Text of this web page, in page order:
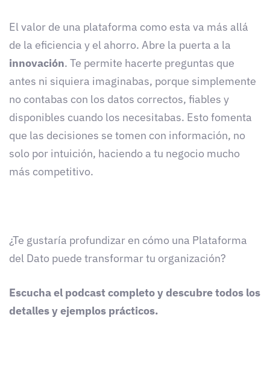
El valor de una plataforma como esta va más allá
de la eficiencia y el ahorro. Abre la puerta a la
innovación. Te permite hacerte preguntas que
antes ni siquiera imaginabas, porque simplemente
no contabas con los datos correctos, fiables y
disponibles cuando los necesitabas. Esto fomenta
que las decisiones se tomen con información, no
solo por intuición, haciendo a tu negocio mucho
más competitivo.
¿Te gustaría profundizar en cómo una Plataforma
del Dato puede transformar tu organización?
Escucha el podcast completo y descubre todos los
detalles y ejemplos prácticos.